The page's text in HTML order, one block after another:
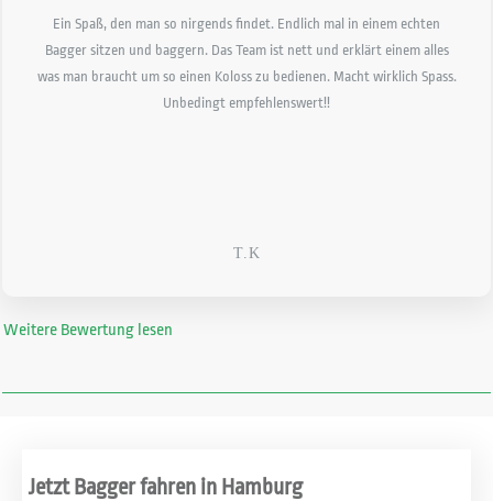
Ein Spaß, den man so nirgends findet. Endlich mal in einem echten
Bagger sitzen und baggern. Das Team ist nett und erklärt einem alles
was man braucht um so einen Koloss zu bedienen. Macht wirklich Spass.
Unbedingt empfehlenswert!!
T.K
Weitere Bewertung lesen
Jetzt Bagger fahren in Hamburg